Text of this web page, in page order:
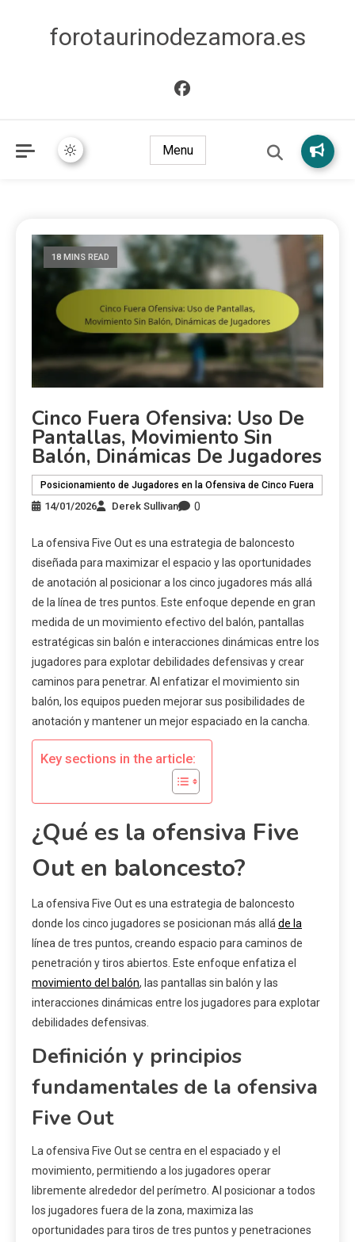
forotaurinodezamora.es
Menu
18 MINS READ
Cinco Fuera Ofensiva: Uso De
Pantallas, Movimiento Sin
Balón, Dinámicas De Jugadores
Posicionamiento de Jugadores en la Ofensiva de Cinco Fuera
14/01/2026 Derek Sullivan 0
La ofensiva Five Out es una estrategia de baloncesto
diseñada para maximizar el espacio y las oportunidades
de anotación al posicionar a los cinco jugadores más allá
de la línea de tres puntos. Este enfoque depende en gran
medida de un movimiento efectivo del balón, pantallas
estratégicas sin balón e interacciones dinámicas entre los
jugadores para explotar debilidades defensivas y crear
caminos para penetrar. Al enfatizar el movimiento sin
balón, los equipos pueden mejorar sus posibilidades de
anotación y mantener un mejor espaciado en la cancha.
Key sections in the article:
¿Qué es la ofensiva Five
Out en baloncesto?
La ofensiva Five Out es una estrategia de baloncesto
donde los cinco jugadores se posicionan más allá de la
línea de tres puntos, creando espacio para caminos de
penetración y tiros abiertos. Este enfoque enfatiza el
movimiento del balón, las pantallas sin balón y las
interacciones dinámicas entre los jugadores para explotar
debilidades defensivas.
Definición y principios
fundamentales de la ofensiva
Five Out
La ofensiva Five Out se centra en el espaciado y el
movimiento, permitiendo a los jugadores operar
libremente alrededor del perímetro. Al posicionar a todos
los jugadores fuera de la zona, maximiza las
oportunidades para tiros de tres puntos y penetraciones